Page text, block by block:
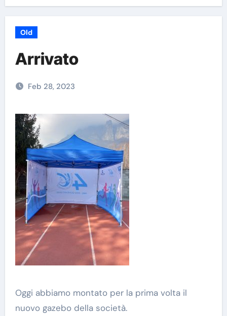
Old
Arrivato
Feb 28, 2023
Oggi abbiamo montato per la prima volta il
nuovo gazebo della società.